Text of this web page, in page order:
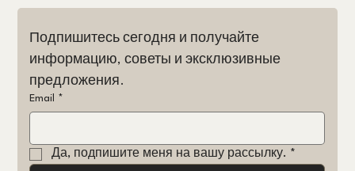
Подпишитесь сегодня и получайте
информацию, советы и эксклюзивные
предложения.
Email *
Да, подпишите меня на вашу рассылку. *